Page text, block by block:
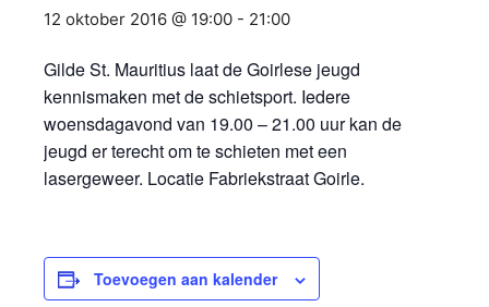
12 oktober 2016 @ 19:00 - 21:00
Gilde St. Mauritius laat de Goirlese jeugd
kennismaken met de schietsport. Iedere
woensdagavond van 19.00 – 21.00 uur kan de
jeugd er terecht om te schieten met een
lasergeweer. Locatie Fabriekstraat Goirle.
Toevoegen aan kalender